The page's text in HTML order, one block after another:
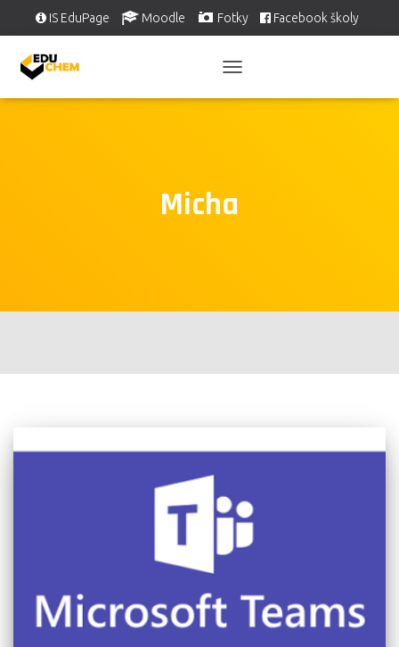
IS EduPage Moodle Fotky Facebook školy
NAVIGACI
Micha